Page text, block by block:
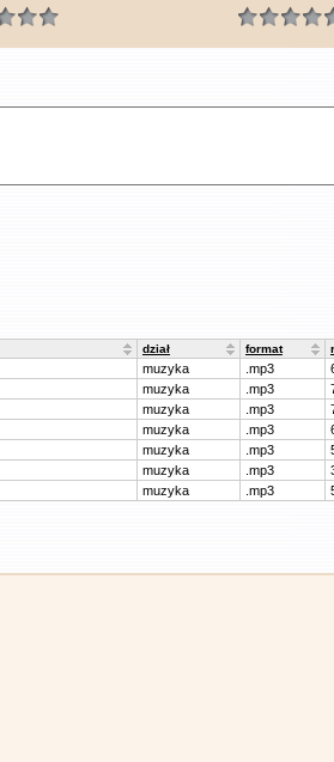
dział format
muzyka .mp3
muzyka .mp3
muzyka .mp3
muzyka .mp3
muzyka .mp3
muzyka .mp3
muzyka .mp3